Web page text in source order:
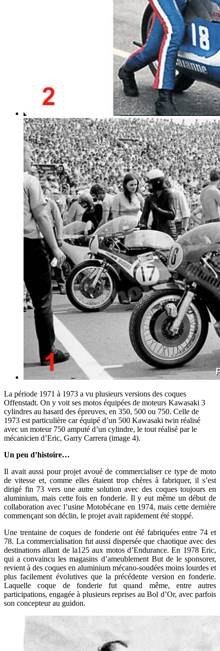
La période 1971 à 1973 a vu plusieurs versions des coques
Offenstadt. On y voit ses motos équipées de moteurs Kawasaki 3
cylindres au hasard des épreuves, en 350, 500 ou 750. Celle de
1973 est particulière car équipé d’un 500 Kawasaki twin réalisé
avec un moteur 750 amputé d’un cylindre, le tout réalisé par le
mécanicien d’Eric, Garry Carrera (image 4).
Un peu d’histoire…
Il avait aussi pour projet avoué de commercialiser ce type de moto
de vitesse et, comme elles étaient trop chères à fabriquer, il s’est
dirigé fin 73 vers une autre solution avec des coques toujours en
aluminium, mais cette fois en fonderie. Il y eut même un début de
collaboration avec l’usine Motobécane en 1974, mais cette dernière
commençant son déclin, le projet avait rapidement été stoppé.
Une trentaine de coques de fonderie ont été fabriquées entre 74 et
78. La commercialisation fut aussi dispersée que chaotique avec des
destinations allant de la125 aux motos d’Endurance. En 1978 Eric,
qui a convaincu les magasins d’ameublement But de le sponsorer,
revient à des coques en aluminium mécano-soudées moins lourdes et
plus facilement évolutives que la précédente version en fonderie.
Laquelle coque de fonderie fut quand même, entre autres
participations, engagée à plusieurs reprises au Bol d’Or, avec parfois
son concepteur au guidon.